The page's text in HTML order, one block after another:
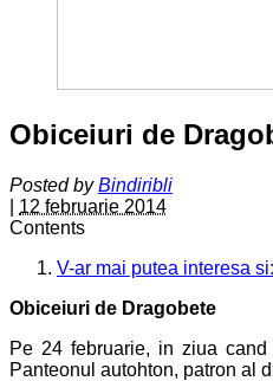
Obiceiuri de
Posted byBindiribli
12 februarie 2014
Contents
V-ar mai putea interesa si:
Obiceiuri de Dragobete
Pe 24 februarie, in ziua
Panteonul autohton, patron al